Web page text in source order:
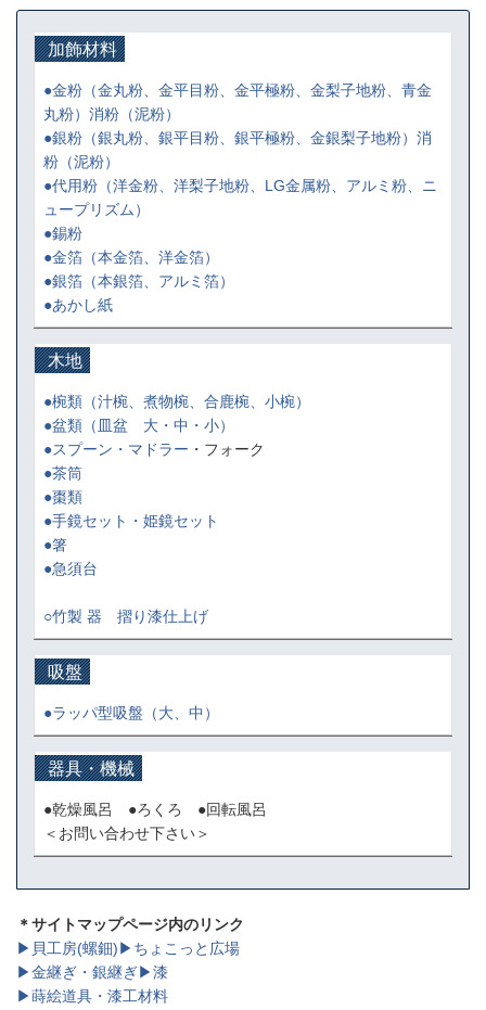
加飾材料
●金粉 （金丸粉、金平目粉、金平極粉、金梨子地粉、青金
丸粉）消粉（泥粉）
●銀粉 （銀丸粉、銀平目粉、銀平極粉、金銀梨子地粉）消
粉（泥粉）
●代用粉 （洋金粉、洋梨子地粉、LG金属粉、アルミ粉、ニ
ュープリズム）
●錫粉
●金箔 （本金箔、洋金箔）
●銀箔 （本銀箔、アルミ箔）
●あかし紙
木地
●椀類 （汁椀、煮物椀、合鹿椀、小椀）
●盆類 （皿盆 大・中・小）
●スプーン・マドラー ・フォーク
●茶筒
●棗類
●手鏡セット・姫鏡セット
●箸
●急須台
○竹製 器 摺り漆仕上げ
吸盤
●ラッパ型吸盤（大、中）
器具・機械
●乾燥風呂 ●ろくろ ●回転風呂
＜お問い合わせ下さい＞
＊サイトマップページ内のリンク
▶貝工房(螺鈿)▶ちょこっと広場
▶金継ぎ・銀継ぎ▶漆
▶蒔絵道具・漆工材料